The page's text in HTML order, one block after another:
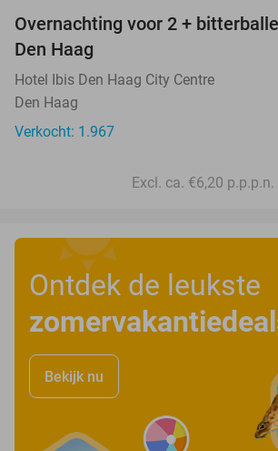
Overnachting voor 2 +
Den Haag
Hotel Ibis Den Haag City Centre
Den Haag
Verkocht: 1.967
Excl. ca. €6,20
Ontdek de leukste
Bekijk nu